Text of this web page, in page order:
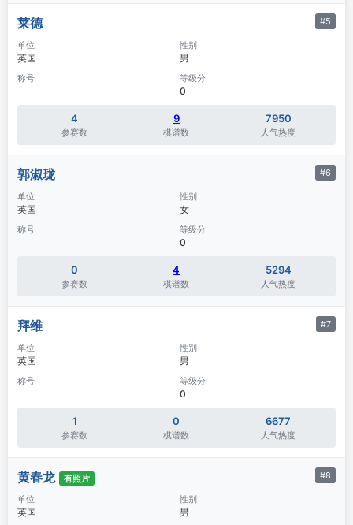
莱德 #5
单位
英国
性别
男
称号 等级分
0
4
参赛数
9
棋谱数
7950
人气热度
郭淑珑 #6
单位
英国
性别
女
称号 等级分
0
0
参赛数
4
棋谱数
5294
人气热度
拜维 #7
单位
英国
性别
男
称号 等级分
0
1
参赛数
0
棋谱数
6677
人气热度
黄春龙 有照片 #8
单位
英国
性别
男